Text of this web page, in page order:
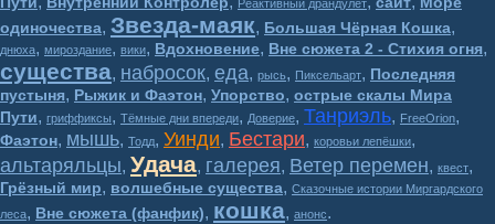
Реактивный драндулет
одиночества, Звезда-маяк, Большая Чёрная Кошка,
днюха, мироздание, вики, Вдохновение, Вне сюжета 2 - Стихия огня,
существа, набросок, еда, рысь, Пиксельарт, Последняя
пустыня, Рыжик и Фаэтон, Упорство, острые скалы Мира
Пути, гриффиксы, Тёмные дни впереди, Доверие, Танриэль, FreeOrion,
Фаэтон, мышь, Тодд, Уинди, Бестари, коровьи лепёшки,
альтаряльцы, Удача, галерея, Ветер перемен, квест,
Грёзный мир, волшебные существа, Сказочные истории Миргардского
леса, Вне сюжета (фанфик), кошка, анонс.